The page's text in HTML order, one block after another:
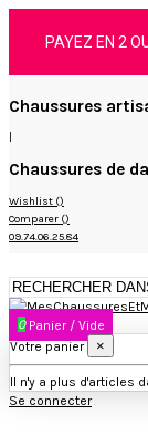
PAYEZ EN 2
Chaussures
Chaussures de
Wishlist ()
Comparer ()
09.74.06.25.84
0 Panier / Vide
Votre panier
×
Il n'y a plus d'articles
Se connecter